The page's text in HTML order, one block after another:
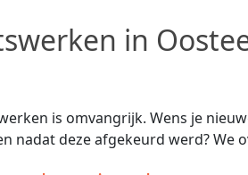
in
is omvangrijk. Wens je
nadat deze afgekeurd werd? We